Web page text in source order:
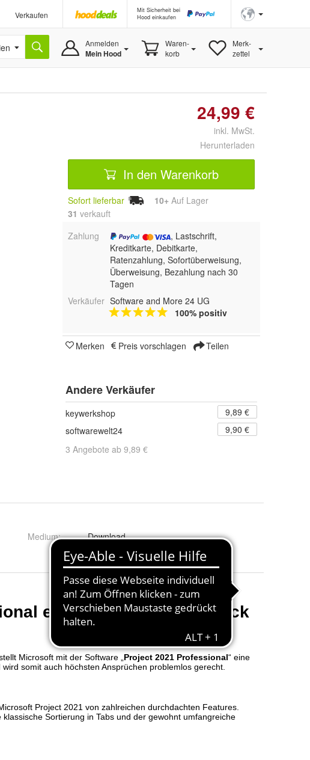
Verkaufen
Mit Sicherheit bei
Hood einkaufen
Anmelden
Mein Hood
Waren-
korb
Merk-
zettel
24,99 €
inkl. MwSt.
Herunterladen
In den Warenkorb
Sofort lieferbar 10+ Auf Lager
31 verkauft
Zahlung
, Lastschrift,
Kreditkarte, Debitkarte,
Ratenzahlung, Sofortüberweisung,
Überweisung, Bezahlung nach 30
Tagen
Verkäufer Software and More 24 UG
100% positiv
Merken Preis vorschlagen Teilen
Andere Verkäufer
keywerkshop
9,89 €
softwarewelt24
9,90 €
3 Angebote ab 9,89 €
Medium: Download